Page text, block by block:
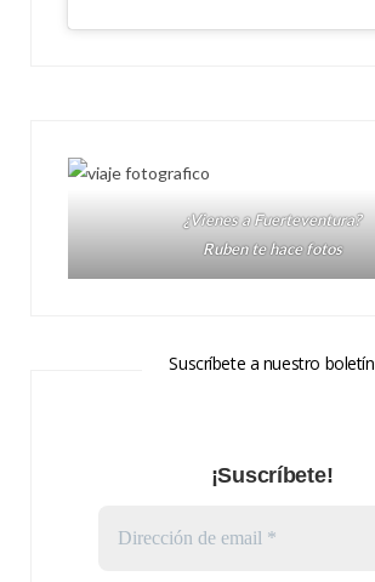
¿Vienes a Fuerteventura?
Ruben te hace fotos
Suscríbete a nuestro boletín
¡Suscríbete!